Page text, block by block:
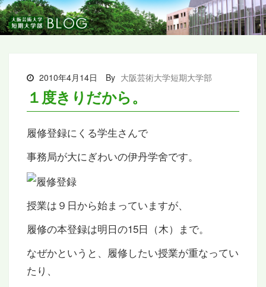
2010年4月14日 By 大阪芸術大学短期大学部
１度きりだから。
履修登録にくる学生さんで
事務局が大にぎわいの伊丹学舍です。
授業は９日から始まっていますが、
履修の本登録は明日の15日（木）まで。
なぜかというと、履修したい授業が重なってい
たり、